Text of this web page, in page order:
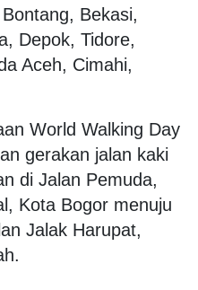
Bekasi,
Depok, Tidore,
Aceh, Cimahi,
World Walking Day
gerakan jalan kaki
di Jalan Pemuda,
Kota Bogor menuju
Jalak Harupat,